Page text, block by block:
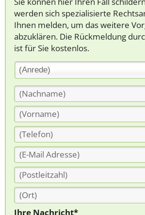
werden sich spezialisierte
Ihnen melden, um das weitere
abzuklären. Die Rückmeldung
ist für Sie kostenlos.
(Anrede)
Ihre Nachricht*